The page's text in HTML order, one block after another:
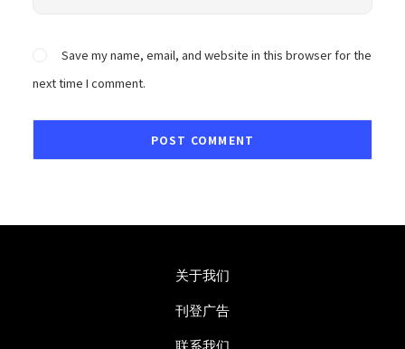
Save my name, email, and website in this browser for the
next time I comment.
关于我们
刊登广告
联系我们